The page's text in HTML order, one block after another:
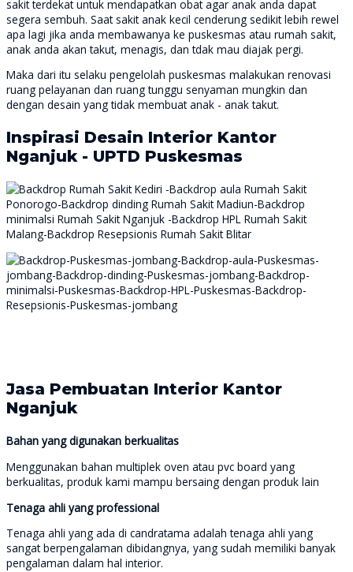
sakit terdekat untuk mendapatkan obat agar anak anda dapat
segera sembuh. Saat sakit anak kecil cenderung sedikit lebih rewel
apa lagi jika anda membawanya ke puskesmas atau rumah sakit,
anak anda akan takut, menagis, dan tdak mau diajak pergi.
Maka dari itu selaku pengelolah puskesmas malakukan renovasi
ruang pelayanan dan ruang tunggu senyaman mungkin dan
dengan desain yang tidak membuat anak - anak takut.
Inspirasi Desain Interior Kantor
Nganjuk - UPTD Puskesmas
Jasa Pembuatan Interior Kantor
Nganjuk
Bahan yang digunakan berkualitas
Menggunakan bahan multiplek oven atau pvc board yang
berkualitas, produk kami mampu bersaing dengan produk lain
Tenaga ahli yang professional
Tenaga ahli yang ada di candratama adalah tenaga ahli yang
sangat berpengalaman dibidangnya, yang sudah memiliki banyak
pengalaman dalam hal interior.